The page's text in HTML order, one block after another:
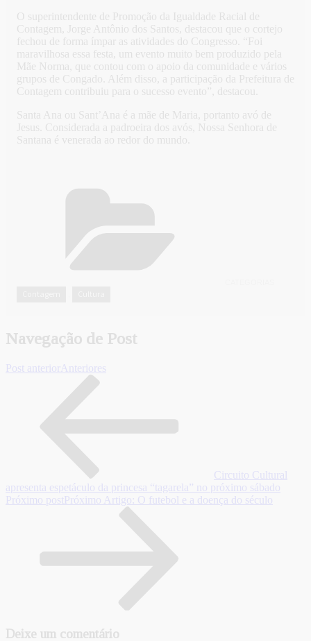
O superintendente de Promoção da Igualdade Racial de
Contagem, Jorge Antônio dos Santos, destacou que o cortejo
fechou de forma ímpar as atividades do Congresso. “Foi
maravilhosa essa festa, um evento muito bem produzido pela
Mãe Norma, que contou com o apoio da comunidade e vários
grupos de Congado. Além disso, a participação da Prefeitura de
Contagem contribuiu para o sucesso evento”, destacou.
Santa Ana ou Sant’Ana é a mãe de Maria, portanto avó de
Jesus. Considerada a padroeira dos avós, Nossa Senhora de
Santana é venerada ao redor do mundo.
Navegação de Post
Post anterior Anteriores
Circuito Cultural
apresenta espetáculo da princesa “tagarela” no próximo sábado
Próximo post Próximo Artigo: O futebol e a doença do século
Deixe um comentário